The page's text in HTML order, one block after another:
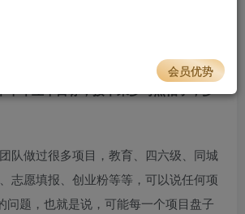
档次，可以聊不同的打法，降本提效。所
半年立个目标，接下来多写点帖子，多
队做过很多项目，教育、四六级、同城
志愿填报、创业粉等等，可以说任何项
问题，也就是说，可能每一个项目盘子
会员优势